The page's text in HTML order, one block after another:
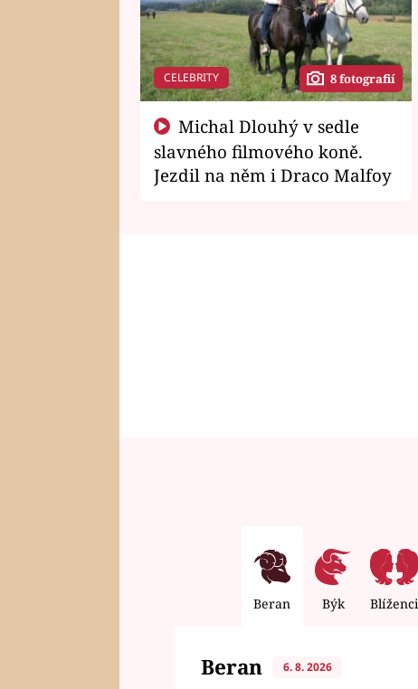
CELEBRITY 8 fotografií
slavného filmového koně.
Jezdil na něm i Draco Malfoy
Beran Býk Blíženci
Beran 6. 8. 2026